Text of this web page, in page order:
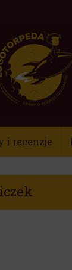
i recenzje